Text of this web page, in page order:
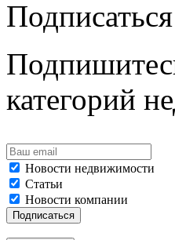
категорий
Новости недвижимости
Статьи
Новости компании